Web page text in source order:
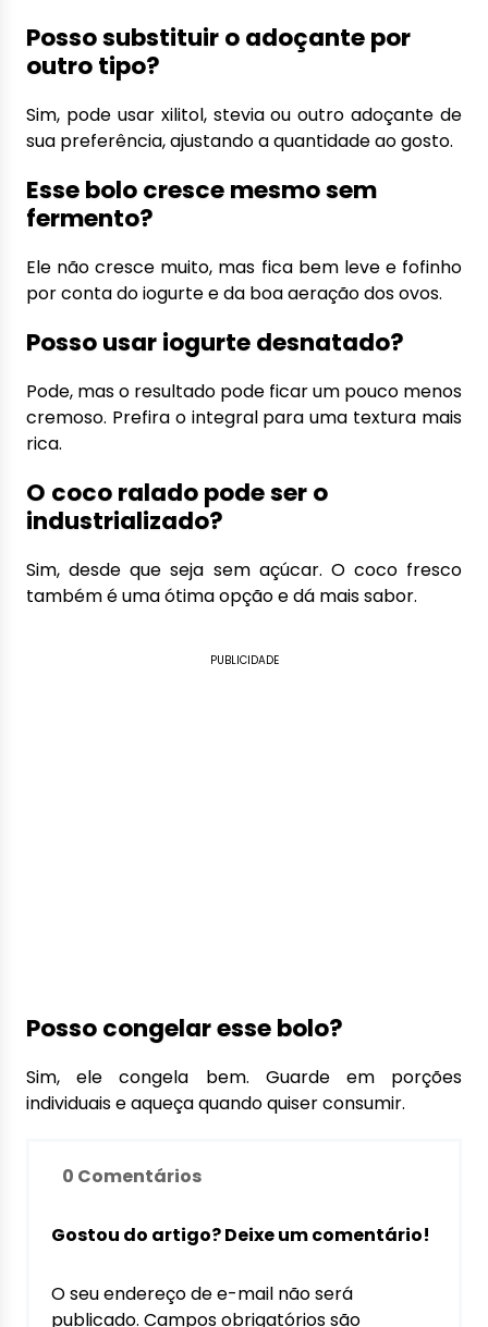
Posso substituir o adoçante por
outro tipo?
Sim, pode usar xilitol, stevia ou outro adoçante de
sua preferência, ajustando a quantidade ao gosto.
Esse bolo cresce mesmo sem
fermento?
Ele não cresce muito, mas fica bem leve e fofinho
por conta do iogurte e da boa aeração dos ovos.
Posso usar iogurte desnatado?
Pode, mas o resultado pode ficar um pouco menos
cremoso. Prefira o integral para uma textura mais
rica.
O coco ralado pode ser o
industrializado?
Sim, desde que seja sem açúcar. O coco fresco
também é uma ótima opção e dá mais sabor.
PUBLICIDADE
Posso congelar esse bolo?
Sim, ele congela bem. Guarde em porções
individuais e aqueça quando quiser consumir.
0 Comentários
Gostou do artigo? Deixe um comentário!
O seu endereço de e-mail não será
publicado. Campos obrigatórios são